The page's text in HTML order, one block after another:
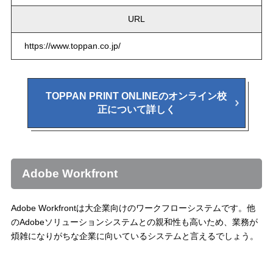
URL
https://www.toppan.co.jp/
TOPPAN PRINT ONLINEのオンライン校
正について詳しく
Adobe Workfront
Adobe Workfrontは大企業向けのワークフローシステムです。他
のAdobeソリューションシステムとの親和性も高いため、業務が
煩雑になりがちな企業に向いているシステムと言えるでしょう。